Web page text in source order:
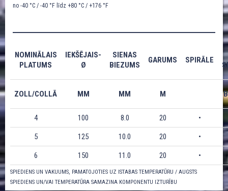
no -40 °C / -40 °F līdz +80 °C / +176 °F
NOMINĀLAIS
PLATUMS
IEKŠĒJAIS-
Ø
SIENAS
BIEZUMS
GARUMS SPIRĀLE
ZOLL/COLLĀ MM MM M
4 100 8.0 20 •
5 125 10.0 20 •
6 150 11.0 20 •
SPIEDIENS UN VAKUUMS, PAMATOJOTIES UZ ISTABAS TEMPERATŪRU / AUGSTS
SPIEDIENS UN/VAI TEMPERATŪRA SAMAZINA KOMPONENTU IZTURĪBU